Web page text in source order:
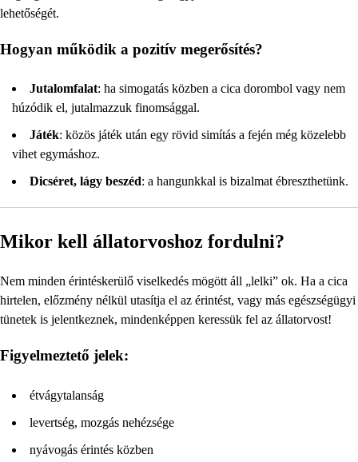
lehetőségét.
Hogyan működik a pozitív megerősítés?
Jutalomfalat: ha simogatás közben a cica dorombol vagy nem
húzódik el, jutalmazzuk finomsággal.
Játék: közös játék után egy rövid simítás a fején még közelebb
vihet egymáshoz.
Dicséret, lágy beszéd: a hangunkkal is bizalmat ébreszthetünk.
Mikor kell állatorvoshoz fordulni?
Nem minden érintéskerülő viselkedés mögött áll „lelki” ok. Ha a cica
hirtelen, előzmény nélkül utasítja el az érintést, vagy más egészségügyi
tünetek is jelentkeznek, mindenképpen keressük fel az állatorvost!
Figyelmeztető jelek:
étvágytalanság
levertség, mozgás nehézsége
nyávogás érintés közben